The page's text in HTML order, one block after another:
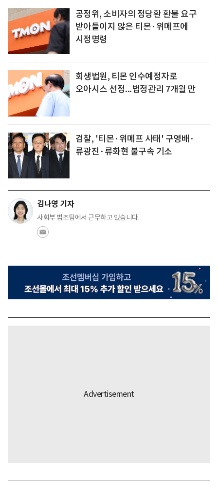
공정위, 소비자의 정당환 환불 요구
받아들이지 않은 티몬·위메프에
시정명령
회생법원, 티몬 인수예정자로
오아시스 선정...법정관리 7개월 만
검찰, '티몬·위메프 사태' 구영배·
류광진·류화현 불구속 기소
김나영 기자
사회부 법조팀에서 근무하고 있습니다.